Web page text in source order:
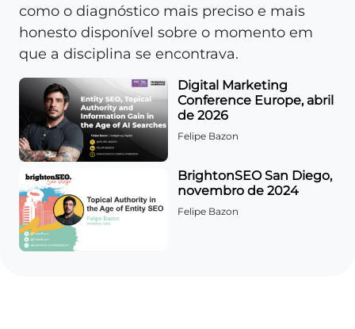
como o diagnóstico mais preciso e mais
honesto disponível sobre o momento em
que a disciplina se encontrava.
Digital Marketing
Conference Europe, abril
de 2026
Felipe Bazon
BrightonSEO San Diego,
novembro de 2024
Felipe Bazon